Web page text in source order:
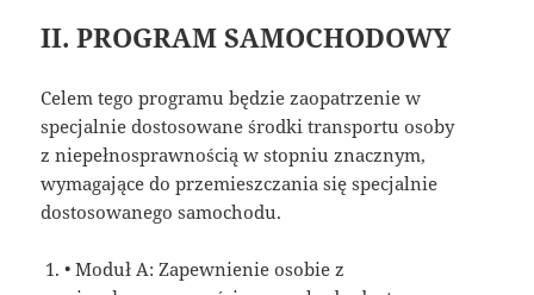
II. PROGRAM SAMOCHODOWY
Celem tego programu będzie zaopatrzenie w
specjalnie dostosowane środki transportu osoby
z niepełnosprawnością w stopniu znacznym,
wymagające do przemieszczania się specjalnie
dostosowanego samochodu.
• Moduł A: Zapewnienie osobie z